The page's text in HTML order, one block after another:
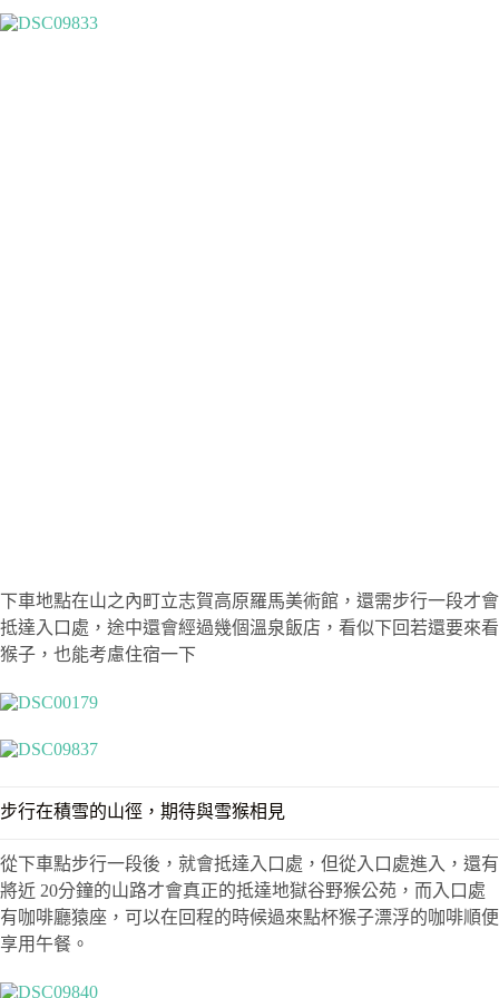
下車地點在山之內町立志賀高原羅馬美術館，還需步行一段才會
抵達入口處，途中還會經過幾個溫泉飯店，看似下回若還要來看
猴子，也能考慮住宿一下
步行在積雪的山徑，期待與雪猴相見
從下車點步行一段後，就會抵達入口處，但從入口處進入，還有
將近 20分鐘的山路才會真正的抵達地獄谷野猴公苑，而入口處
有咖啡廳猿座，可以在回程的時候過來點杯猴子漂浮的咖啡順便
享用午餐。